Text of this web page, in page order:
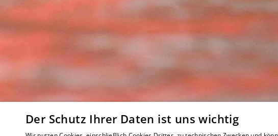
Der Schutz Ihrer Daten ist uns wichtig